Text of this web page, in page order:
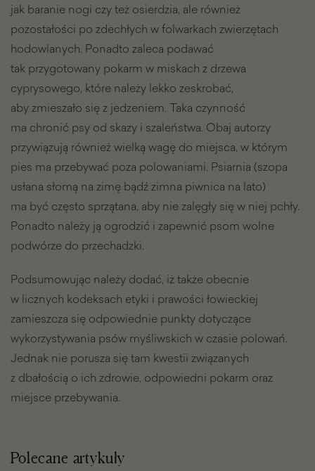
jak baranie nogi czy też osierdzia, ale również
pozostałości po zdechłych w folwarkach zwierzętach
hodowlanych. Ponadto zaleca podawać
tak przygotowany pokarm w miskach z drzewa
cyprysowego, które należy lekko zeskrobać,
aby zmieszało się z jedzeniem. Taka czynność
ma chronić psy od skazy i szaleństwa. Obaj autorzy
przywiązują również wielką wagę do miejsca, w którym
pies ma przebywać poza polowaniami. Psiarnia (szopa
usłana słomą na zimę bądź zimna piwnica na lato)
ma być często sprzątana, aby nie zalęgły się w niej pchły.
Ponadto należy ją ogrodzić i zapewnić psom wolne
podwórze do przechadzki.
Podsumowując należy dodać, iż także obecnie
w licznych kodeksach etyki i prawości łowieckiej
zamieszcza się odpowiednie punkty dotyczące
wykorzystywania psów myśliwskich w czasie polowań.
Jednak nie porusza się tam kwestii związanych
z dbałością o ich zdrowie, odpowiedni pokarm oraz
miejsce przebywania.
Polecane artykuły